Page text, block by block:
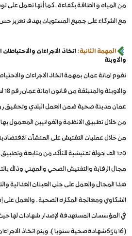
من المياه و الطاقة بكفاءة ، كما أنها تعمل على
مع الشركاء على جميع المستويات بهدف تعزيز
المهمة الثانية:اتخاذ الاجراءات
والاوبئة
تقوم امانة عمان بمهمة اتخاذ الاجراءات
عمان مدينة صحية ضمن العمل البلدي وتحقيق
من خلال تطبيق الانظمة والقوانيين المعمول بها
من خلال عمليات التفتيش على المنشآت
120 الف جولة تفتيشية للتأكد من متابعة
مجال الرقابة والتفتيش الصحي والمهني وذلك
هذا المجال والعمل على جلب العينات الغذائية
الشكاوي ومعالجة المكاره الصحية . والعمل على
في المؤسسات المستهدفة لإصدار شهادات لها
(65416شهادةصحية سنويا ), ويتم اتخاذ